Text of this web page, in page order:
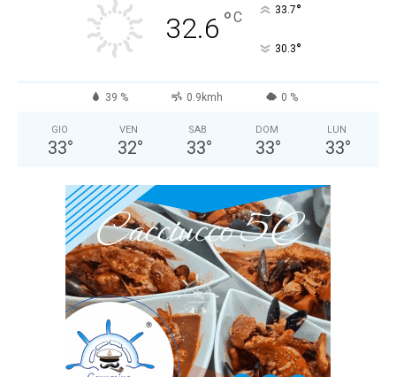
32.6 °C 33.7°
30.3°
39 % 0.9kmh 0 %
GIO
33°
VEN
32°
SAB
33°
DOM
33°
LUN
33°